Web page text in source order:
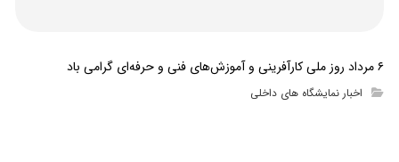
۶ مرداد روز ملی کارآفرینی و آموزش‌های فنی و حرفه‌ای گرامی باد
اخبار نمایشگاه های داخلی